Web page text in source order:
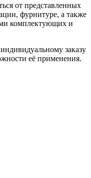
от представленных
фурнитуре, а также
комплектующих и
заказу
её применения.